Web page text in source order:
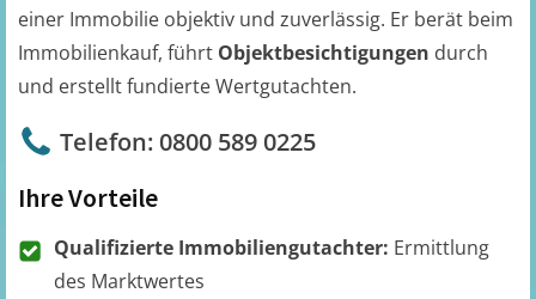
einer Immobilie objektiv und zuverlässig. Er berät beim
Immobilienkauf, führt Objektbesichtigungen durch
und erstellt fundierte Wertgutachten.
Telefon: 0800 589 0225
Ihre Vorteile
Qualifizierte Immobiliengutachter: Ermittlung
des Marktwertes